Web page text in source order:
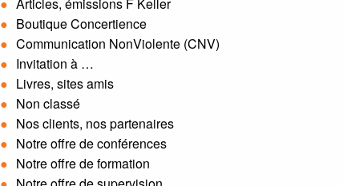
Boutique Concertience
Communication NonViolente (CNV)
Invitation à …
Livres, sites amis
Non classé
Nos clients, nos partenaires
Notre offre de conférences
Notre offre de formation